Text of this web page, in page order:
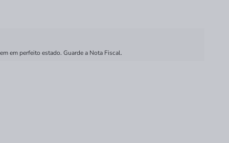
em perfeito estado. Guarde a Nota Fiscal.